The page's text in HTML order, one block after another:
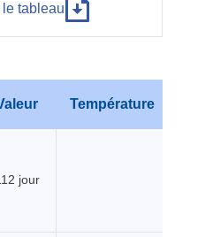
tableau
Température
jour